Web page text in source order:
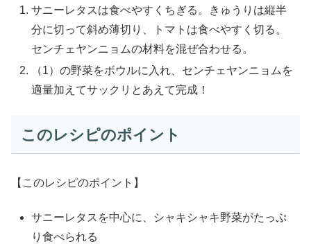
サニーレタスは食べやすくちぎる。きゅうりは縦半
分に切って斜め薄切り、トマトは食べやすく切る。
センチェヤンニョムの材料を混ぜ合わせる。
（1）の野菜をボウルに入れ、センチェヤンニョムを
適量加えてサックリとあえて完成！
このレシピのポイント
【このレシピのポイント】
サニーレタスを中心に、シャキシャキ野菜がたっぷ
り食べられる